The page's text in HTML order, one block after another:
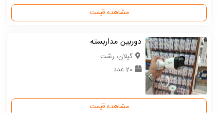
مشاهده قیمت
دوربین مداربسته
گیلان، رشت
20 عدد
مشاهده قیمت